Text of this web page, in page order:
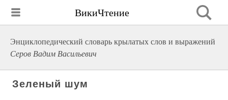
ВикиЧтение
Энциклопедический словарь крылатых слов и выражений
Серов Вадим Васильевич
Зеленый шум